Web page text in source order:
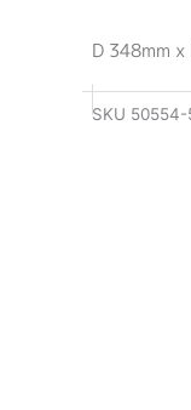
D 348mm
SKU